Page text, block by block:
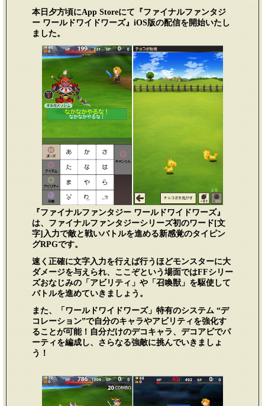
本日夕方頃にApp Storeにて『ファイナルファンタジ
ー ワールドワイドワーズ』iOS版の配信を開始いたし
ました。
『ファイナルファンタジー ワールドワイドワーズ』
は、ファイナルファンタジーシリーズ初のワード[文
字]入力で敵と戦いバトルを進める新感覚のタイピン
グRPGです。
速く正確に文字入力を行えば行うほどモンスターに大
ダメージを与えられ、ここぞという場面ではFFシリー
ズおなじみの「アビリティ」や「召喚獣」を駆使して
バトルを進めていきましょう。
また、「ワールドワイドワーズ」特有のシステム “デ
コレーション”で自分のキャラやアビリティを強化す
ることが可能！自分だけのデコキャラ、デコアビでパ
ーティを編成し、さらなる強敵に挑んでいきましょ
う！